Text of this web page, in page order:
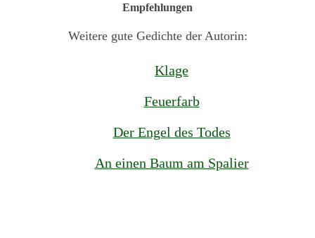
Empfehlungen
Weitere gute Gedichte der Autorin:
Klage
Feuerfarb
Der Engel des Todes
An einen Baum am Spalier